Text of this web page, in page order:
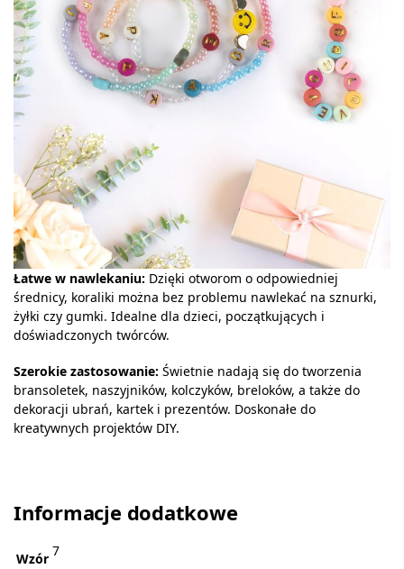
Łatwe w nawlekaniu: Dzięki otworom o odpowiedniej
średnicy, koraliki można bez problemu nawlekać na sznurki,
żyłki czy gumki. Idealne dla dzieci, początkujących i
doświadczonych twórców.
Szerokie zastosowanie: Świetnie nadają się do tworzenia
bransoletek, naszyjników, kolczyków, breloków, a także do
dekoracji ubrań, kartek i prezentów. Doskonałe do
kreatywnych projektów DIY.
Informacje dodatkowe
Wzór 7